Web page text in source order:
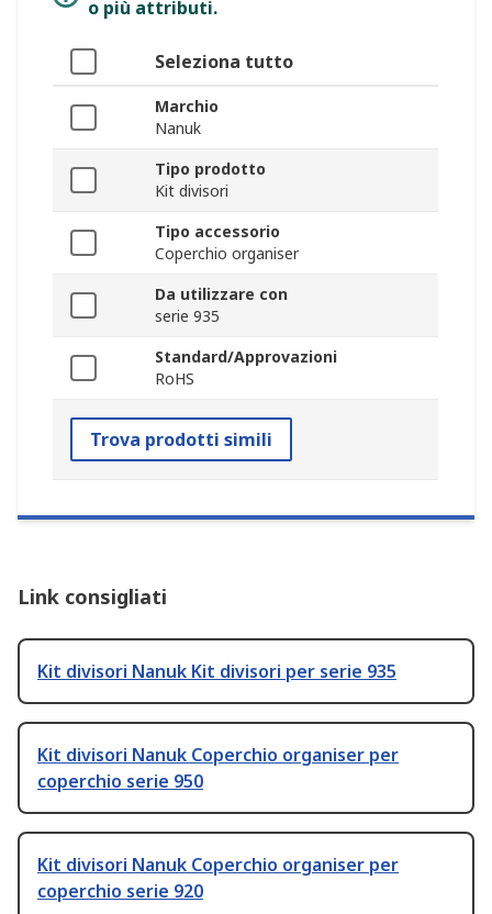
o più attributi.
Seleziona tutto
Marchio
Nanuk
Tipo prodotto
Kit divisori
Tipo accessorio
Coperchio organiser
Da utilizzare con
serie 935
Standard/Approvazioni
RoHS
Trova prodotti simili
Link consigliati
Kit divisori Nanuk Kit divisori per serie 935
Kit divisori Nanuk Coperchio organiser per
coperchio serie 950
Kit divisori Nanuk Coperchio organiser per
coperchio serie 920